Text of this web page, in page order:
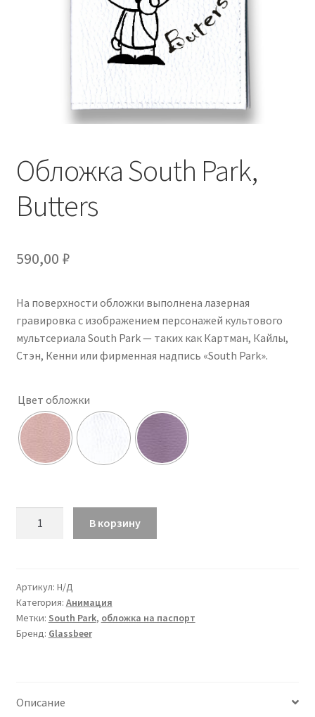
Обложка South Park,
Butters
590,00 ₽
На поверхности обложки выполнена лазерная
гравировка с изображением персонажей культового
мультсериала South Park — таких как Картман, Кайлы,
Стэн, Кенни или фирменная надпись «South Park».
Цвет обложки
Park,
Butters
В корзину
Артикул: Н/Д
Категория: Анимация
Метки: South Park, обложка на паспорт
Бренд: Glassbeer
Описание